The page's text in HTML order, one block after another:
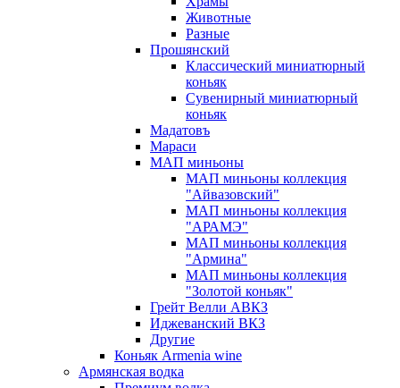
Животные
Разные
Прошянский
Классический миниатюрный
коньяк
Сувенирный миниатюрный
коньяк
Мадатовъ
Мараси
МАП миньоны
МАП миньоны коллекция
"Айвазовский"
МАП миньоны коллекция
"АРАМЭ"
МАП миньоны коллекция
"Армина"
МАП миньоны коллекция
"Золотой коньяк"
Грейт Велли АВКЗ
Иджеванский ВКЗ
Другие
Коньяк Armenia wine
Армянская водка